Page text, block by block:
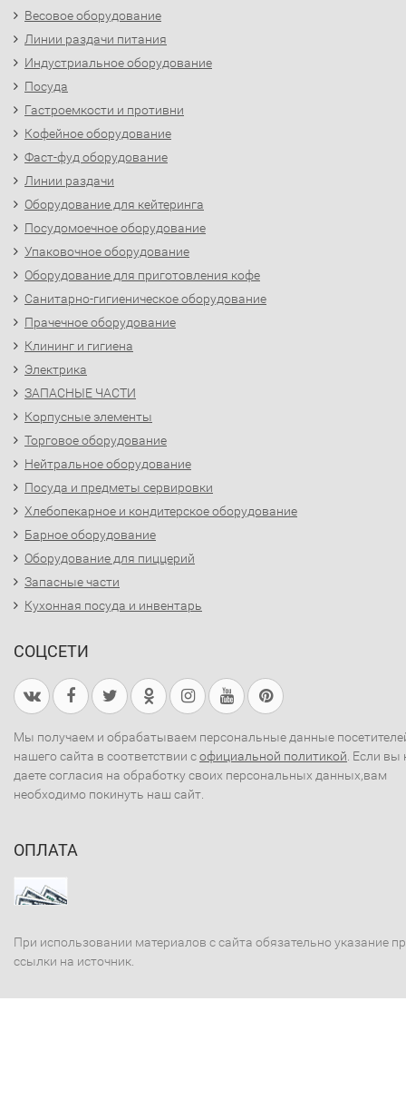
Весовое оборудование
Линии раздачи питания
Индустриальное оборудование
Посуда
Гастроемкости и противни
Кофейное оборудование
Фаст-фуд оборудование
Линии раздачи
Оборудование для кейтеринга
Посудомоечное оборудование
Упаковочное оборудование
Оборудование для приготовления кофе
Санитарно-гигиеническое оборудование
Прачечное оборудование
Клининг и гигиена
Электрика
ЗАПАСНЫЕ ЧАСТИ
Корпусные элементы
Торговое оборудование
Нейтральное оборудование
Посуда и предметы сервировки
Хлебопекарное и кондитерское оборудование
Барное оборудование
Оборудование для пиццерий
Запасные части
Кухонная посуда и инвентарь
СОЦСЕТИ
Мы получаем и обрабатываем персональные данные
нашего сайта в соответствии софициальной политикой . Если вы
даете согласия на обработку своих персональных данных,вам
необходимо покинуть наш сайт.
ОПЛАТА
При использовании материалов с сайта обязательно указание
ссылки на источник.